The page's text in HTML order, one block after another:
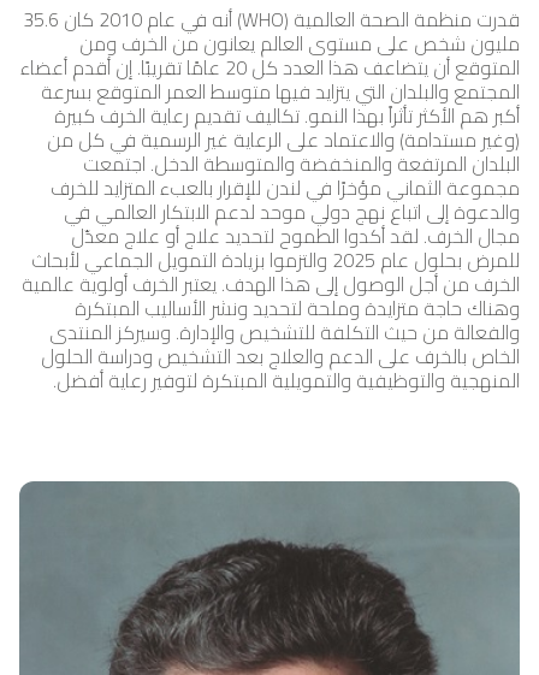
قدرت منظمة الصحة العالمية (WHO) أنه في عام 2010 كان 35.6
مليون شخص على مستوى العالم يعانون من الخرف ومن
المتوقع أن يتضاعف هذا العدد كل 20 عامًا تقريبًا. إن أقدم أعضاء
المجتمع والبلدان التي يتزايد فيها متوسط العمر المتوقع بسرعة
أكبر هم الأكثر تأثراً بهذا النمو. تكاليف تقديم رعاية الخرف كبيرة
(وغير مستدامة) والاعتماد على الرعاية غير الرسمية في كل من
البلدان المرتفعة والمنخفضة والمتوسطة الدخل. اجتمعت
مجموعة الثماني مؤخرًا في لندن للإقرار بالعبء المتزايد للخرف
والدعوة إلى اتباع نهج دولي موحد لدعم الابتكار العالمي في
مجال الخرف. لقد أكدوا الطموح لتحديد علاج أو علاج معدّل
للمرض بحلول عام 2025 والتزموا بزيادة التمويل الجماعي لأبحاث
الخرف من أجل الوصول إلى هذا الهدف. يعتبر الخرف أولوية عالمية
وهناك حاجة متزايدة وملحة لتحديد ونشر الأساليب المبتكرة
والفعالة من حيث التكلفة للتشخيص والإدارة. وسيركز المنتدى
الخاص بالخرف على الدعم والعلاج بعد التشخيص ودراسة الحلول
المنهجية والتوظيفية والتمويلية المبتكرة لتوفير رعاية أفضل.